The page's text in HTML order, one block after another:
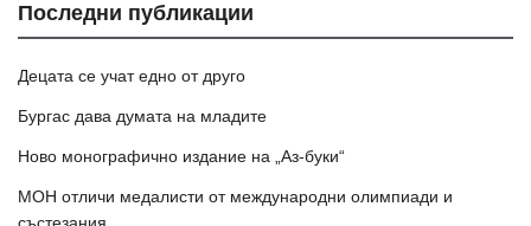
Последни публикации
Децата се учат едно от друго
Бургас дава думата на младите
Ново монографично издание на „Аз-буки“
МОН отличи медалисти от международни олимпиади и